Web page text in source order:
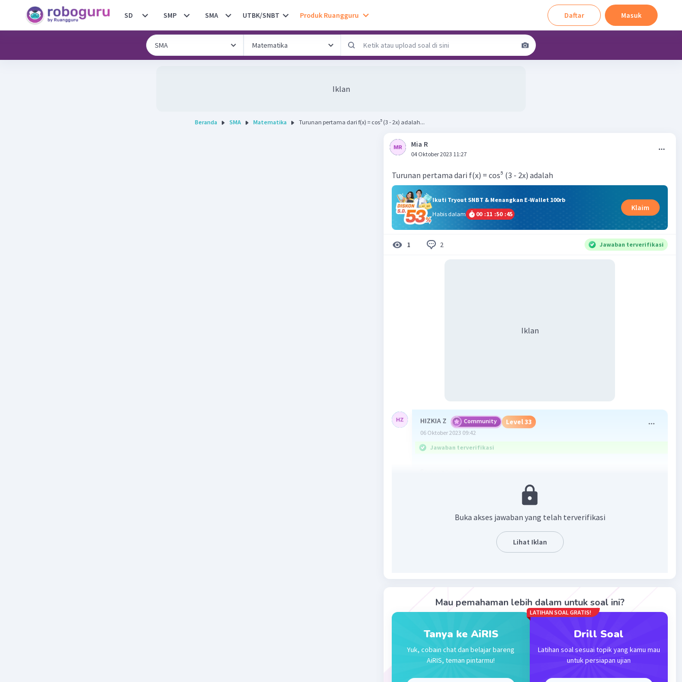
SD SMP SMA UTBK/SNBT Produk Ruangguru Daftar Masuk
Iklan
Beranda SMA Matematika Turunan pertama dari f(x) = cos⁵ (3 - 2x) adalah...
Mia R
04 Oktober 2023 11:27
Turunan pertama dari f(x) = cos⁵ (3 - 2x) adalah
Ikuti Tryout SNBT & Menangkan E-Wallet 100rb
Habis dalam
00 :11 :50 :45
Klaim
1 2 Jawaban terverifikasi
Iklan
HIZKIA Z Community Level 33
06 Oktober 2023 09:42
Jawaban terverifikasi
Level 100
Jawaban 10 cos⁴ (3 - 2x). sin (3 - 2x)
Buka akses jawaban yang telah terverifikasi
Lihat Iklan
Mau pemahaman lebih dalam untuk soal ini?
Tanya ke AiRIS
Yuk, cobain chat dan belajar bareng
AiRIS, teman pintarmu!
LATIHAN SOAL GRATIS!
Drill Soal
Latihan soal sesuai topik yang kamu mau
untuk persiapan ujian